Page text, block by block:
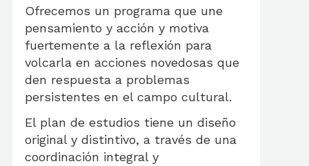
Ofrecemos un programa que une
pensamiento y acción y motiva
fuertemente a la reflexión para
volcarla en acciones novedosas que
den respuesta a problemas
persistentes en el campo cultural.
El plan de estudios tiene un diseño
original y distintivo, a través de una
coordinación integral y